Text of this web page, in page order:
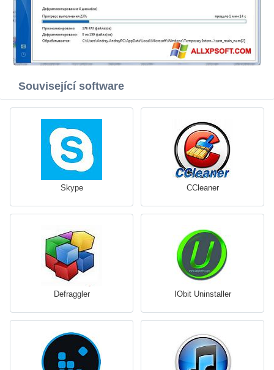
Související software
Skype CCleaner
Defraggler IObit Uninstaller